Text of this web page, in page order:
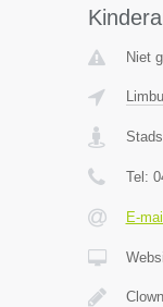
Niet
Tel:
E-